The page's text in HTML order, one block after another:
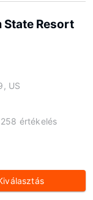
State Resort
US
258 értékelés